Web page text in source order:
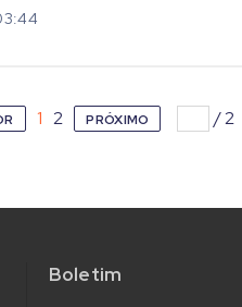
1 2 PRÓXIMO /2
Boletim